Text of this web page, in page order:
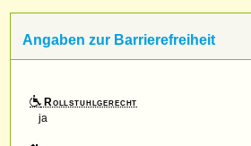
Angaben zur Barrierefreiheit
Rollstuhlgerecht
ja